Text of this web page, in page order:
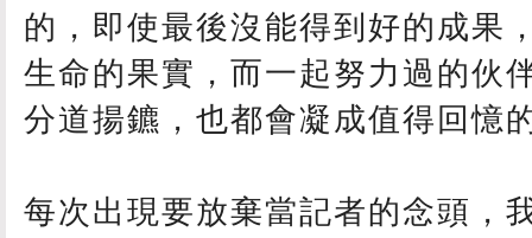
的，即使最後沒能得到好的成果
生命的果實，而一起努力過的伙
分道揚鑣，也都會凝成值得回憶
每次出現要放棄當記者的念頭，